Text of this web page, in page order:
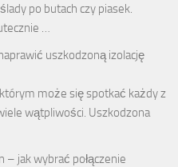
po butach czy piasek.
…
uszkodzoną izolację
może się spotkać każdy z
wątpliwości. Uszkodzona
– jak wybrać połączenie